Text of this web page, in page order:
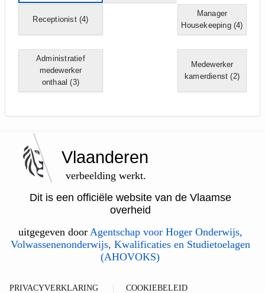
Receptionist(4)
Manager
Housekeeping(4)
Administratief
medewerker
onthaal (3)
Medewerker
kamerdienst (2)
Vlaanderen
verbeelding werkt.
Dit is een officiële website van de Vlaamse
overheid
uitgegeven door Agentschap voor Hoger Onderwijs,
Volwassenenonderwijs, Kwalificaties en Studietoelagen
(AHOVOKS)
PRIVACYVERKLARING
COOKIEBELEID